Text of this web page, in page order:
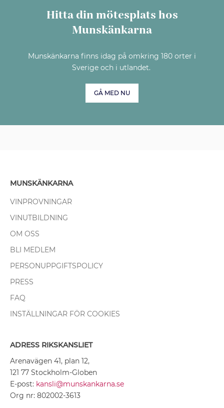
Hitta din mötesplats hos
Munskänkarna
Munskänkarna finns idag på omkring 180 orter i
Sverige och i utlandet.
GÅ MED NU
MUNSKÄNKARNA
VINPROVNINGAR
VINUTBILDNING
OM OSS
BLI MEDLEM
PERSONUPPGIFTSPOLICY
PRESS
FAQ
INSTÄLLNINGAR FÖR COOKIES
ADRESS RIKSKANSLIET
Arenavägen 41, plan 12,
121 77 Stockholm-Globen
E-post: kansli@munskankarna.se
Org nr: 802002-3613